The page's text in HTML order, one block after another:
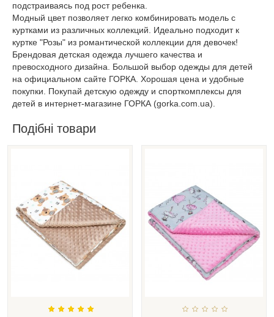
подстраиваясь под рост ребенка.
Модный цвет позволяет легко комбинировать модель с
куртками из различных коллекций. Идеально подходит к
куртке "Розы" из романтической коллекции для девочек!
Брендовая детская одежда лучшего качества и
превосходного дизайна. Большой выбор одежды для детей
на официальном сайте ГОРКА. Хорошая цена и удобные
покупки. Покупай детскую одежду и спорткомплексы для
детей в интернет-магазине ГОРКА (gorka.com.ua).
Подібні товари